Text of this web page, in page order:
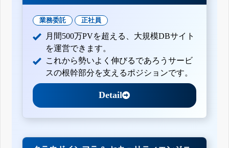
業務委託 正社員
月間500万PVを超える、大規模DBサイト
を運営できます。
これから勢いよく伸びるであろうサービ
スの根幹部分を支えるポジションです。
Detail